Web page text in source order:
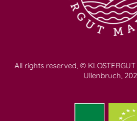
All rights reserved, ©
Ullenbruch,